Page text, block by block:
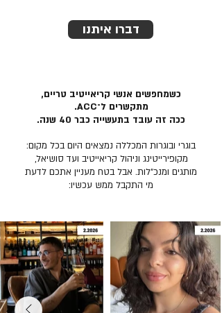
דברו איתנו
כשמחפשים אנשי קריאייטיב טריים,
מתקשרים ל־ACC.
ככה זה עובד בתעשייה כבר 40 שנה.
בוגרי ובוגרות המכללה נמצאים היום בכל מקום:
מקופירייטינג וניהול קריאייטיב ועד סושיאל,
מותגים ומנכ״לות. אבל בטח מעניין אתכם לדעת
מי התקבל ממש עכשיו: